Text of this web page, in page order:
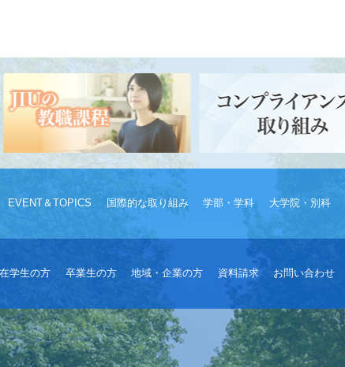
EVENT＆TOPICS 国際的な取り組み 学部・学科 大学院・別科
在学生の方 卒業生の方 地域・企業の方 資料請求 お問い合わせ